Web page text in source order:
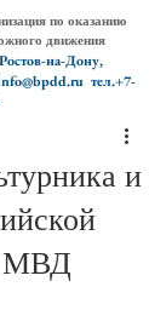
по оказанию
движения
на-Дону,
тел.+7-
и
МВД